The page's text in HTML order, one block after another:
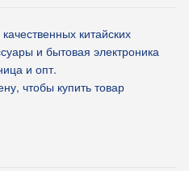
китайских
и бытовая электроника
и опт.
чтобы купить товар